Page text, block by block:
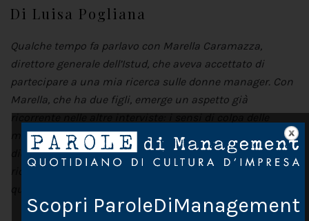
Di Luisa Pogliana
Qualche tempo fa parlavo con Marella Caramazza,
direttore generale dell’Istud, che aveva accettato di
partecipare a una mia ricerca sulle donne manager. Con
Marella, che ha due figli, emerge un aspetto già
ricorrente nelle altre interviste: i sensi di colpa delle
mamme dirigenti rispetto ai loro bambini. Ma Marella mi
dice una cosa in più: mi piacerebbe proprio fare una
ricerca per vedere come questi figli vivono veramente
Scopri ParoleDiManagement